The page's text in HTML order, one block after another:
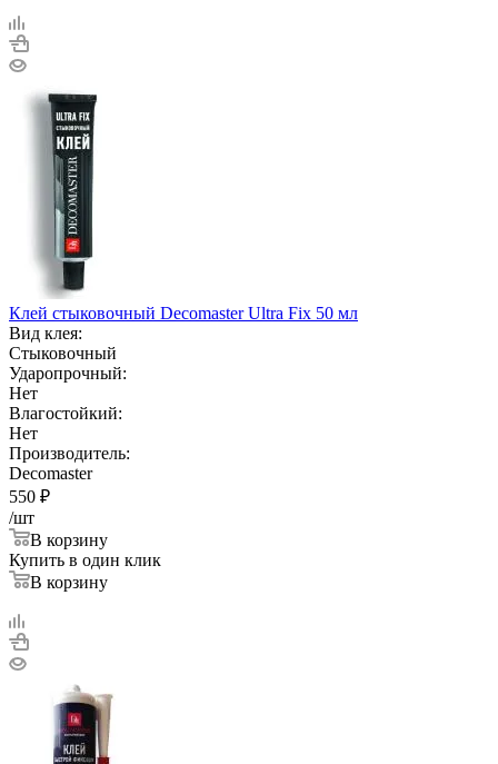
Клей стыковочный Decomaster Ultra Fix 50 мл
Вид клея:
Стыковочный
Ударопрочный:
Нет
Влагостойкий:
Нет
Производитель:
Decomaster
550 ₽
/шт
В корзину
Купить в один клик
В корзину